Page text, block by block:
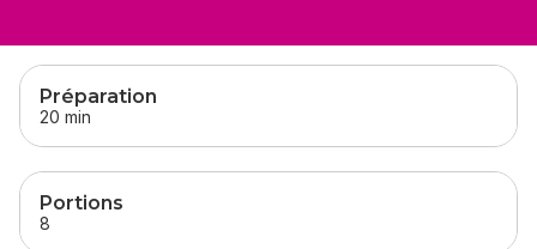
sauter
Préparation
20 min
Portions
8